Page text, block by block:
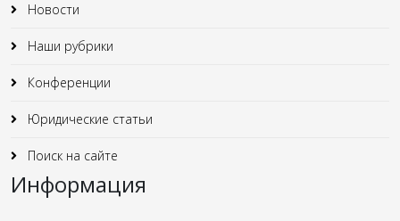
Новости
Наши рубрики
Конференции
Юридические статьи
Поиск на сайте
Информация